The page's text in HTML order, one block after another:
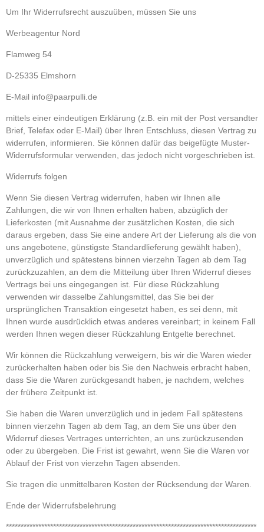
Um Ihr Widerrufsrecht auszuüben, müssen Sie uns
Werbeagentur Nord
Flamweg 54
D-25335 Elmshorn
E-Mail info@paarpulli.de
mittels einer eindeutigen Erklärung (z.B. ein mit der Post versandter
Brief, Telefax oder E-Mail) über Ihren Entschluss, diesen Vertrag zu
widerrufen, informieren. Sie können dafür das beigefügte Muster-
Widerrufsformular verwenden, das jedoch nicht vorgeschrieben ist.
Widerrufs folgen
Wenn Sie diesen Vertrag widerrufen, haben wir Ihnen alle
Zahlungen, die wir von Ihnen erhalten haben, abzüglich der
Lieferkosten (mit Ausnahme der zusätzlichen Kosten, die sich
daraus ergeben, dass Sie eine andere Art der Lieferung als die von
uns angebotene, günstigste Standardlieferung gewählt haben),
unverzüglich und spätestens binnen vierzehn Tagen ab dem Tag
zurückzuzahlen, an dem die Mitteilung über Ihren Widerruf dieses
Vertrags bei uns eingegangen ist. Für diese Rückzahlung
verwenden wir dasselbe Zahlungsmittel, das Sie bei der
ursprünglichen Transaktion eingesetzt haben, es sei denn, mit
Ihnen wurde ausdrücklich etwas anderes vereinbart; in keinem Fall
werden Ihnen wegen dieser Rückzahlung Entgelte berechnet.
Wir können die Rückzahlung verweigern, bis wir die Waren wieder
zurückerhalten haben oder bis Sie den Nachweis erbracht haben,
dass Sie die Waren zurückgesandt haben, je nachdem, welches
der frühere Zeitpunkt ist.
Sie haben die Waren unverzüglich und in jedem Fall spätestens
binnen vierzehn Tagen ab dem Tag, an dem Sie uns über den
Widerruf dieses Vertrages unterrichten, an uns zurückzusenden
oder zu übergeben. Die Frist ist gewahrt, wenn Sie die Waren vor
Ablauf der Frist von vierzehn Tagen absenden.
Sie tragen die unmittelbaren Kosten der Rücksendung der Waren.
Ende der Widerrufsbelehrung
*************************************************************************************